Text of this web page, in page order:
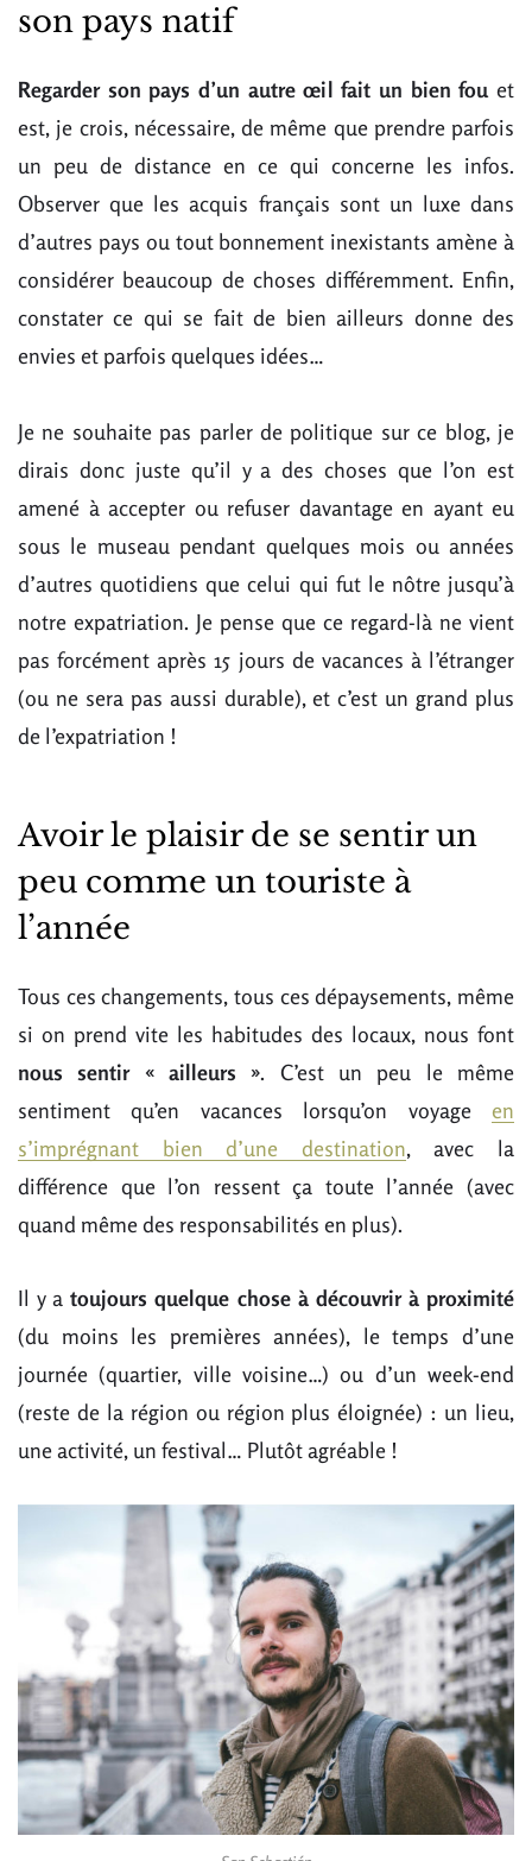
son pays natif
Regarder son pays d’un autre œil fait un bien fou et
est, je crois, nécessaire, de même que prendre parfois
un peu de distance en ce qui concerne les infos.
Observer que les acquis français sont un luxe dans
d’autres pays ou tout bonnement inexistants amène à
considérer beaucoup de choses différemment. Enfin,
constater ce qui se fait de bien ailleurs donne des
envies et parfois quelques idées…
Je ne souhaite pas parler de politique sur ce blog, je
dirais donc juste qu’il y a des choses que l’on est
amené à accepter ou refuser davantage en ayant eu
sous le museau pendant quelques mois ou années
d’autres quotidiens que celui qui fut le nôtre jusqu’à
notre expatriation. Je pense que ce regard-là ne vient
pas forcément après 15 jours de vacances à l’étranger
(ou ne sera pas aussi durable), et c’est un grand plus
de l’expatriation !
Avoir le plaisir de se sentir un
peu comme un touriste à
l’année
Tous ces changements, tous ces dépaysements, même
si on prend vite les habitudes des locaux, nous font
nous sentir « ailleurs ». C’est un peu le même
sentiment qu’en vacances lorsqu’on voyage en
s’imprégnant bien d’une destination, avec la
différence que l’on ressent ça toute l’année (avec
quand même des responsabilités en plus).
Il y atoujours quelque chose à découvrir à proximité
(du moins les premières années), le temps d’une
journée (quartier, ville voisine…) ou d’un week-end
(reste de la région ou région plus éloignée) : un lieu,
une activité, un festival… Plutôt agréable !